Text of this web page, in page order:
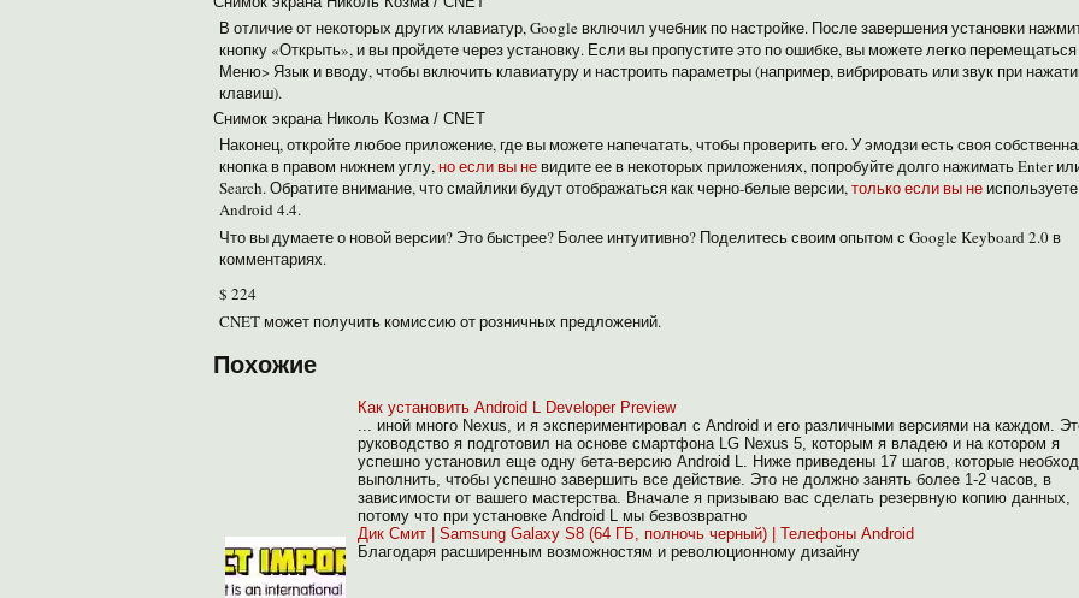
В отличие от некоторых других клавиатур, Google включил учебник по настройке. После завершения установки
кнопку «Открыть», и вы пройдете через установку. Если вы пропустите это по ошибке, вы можете легко
Меню> Язык и вводу, чтобы включить клавиатуру и настроить параметры (например, вибрировать или звук при
клавиш).
Снимок экрана Николь Козма / CNET
Наконец, откройте любое приложение, где вы можете напечатать, чтобы проверить его. У эмодзи есть своя
кнопка в правом нижнем углу, но если вы не видите ее в некоторых приложениях, попробуйте долго нажимать Enter
Search. Обратите внимание, что смайлики будут отображаться как черно-белые версии,только если вы не используете
Android 4.4.
Что вы думаете о новой версии? Это быстрее? Более интуитивно? Поделитесь своим опытом с Google Keyboard 2.0 в
комментариях.
$ 224
CNET может получить комиссию от розничных предложений.
Похожие
Как установить Android L Developer Preview
... иной много Nexus, и я экспериментировал с Android и его различными версиями на каждом.
руководство я подготовил на основе смартфона LG Nexus 5, которым я владею и на котором я
успешно установил еще одну бета-версию Android L. Ниже приведены 17 шагов, которые
выполнить, чтобы успешно завершить все действие. Это не должно занять более 1-2 часов, в
зависимости от вашего мастерства. Вначале я призываю вас сделать резервную копию данных,
потому что при установке Android L мы безвозвратно
Дик Смит | Samsung Galaxy S8 (64 ГБ, полночь черный) | Телефоны Android
Благодаря расширенным возможностям и революционному дизайну